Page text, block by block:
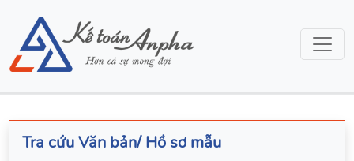
Tra cứu Văn bản/ Hồ sơ mẫu